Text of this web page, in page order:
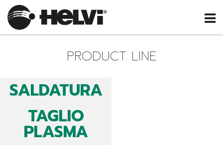
PRODUCT LINE
SALDATURA
TAGLIO
PLASMA